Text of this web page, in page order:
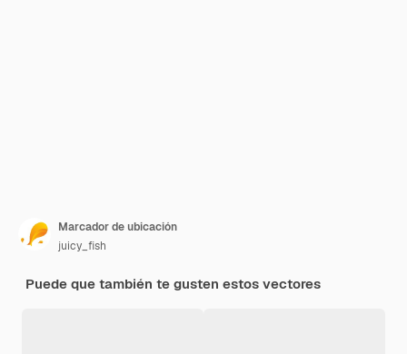
Marcador de ubicación
juicy_fish
Puede que también te gusten estos vectores